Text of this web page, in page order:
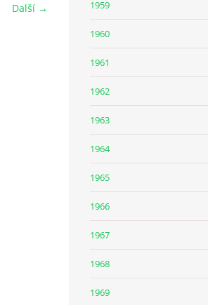
Další → 1959
1960
1961
1962
1963
1964
1965
1966
1967
1968
1969